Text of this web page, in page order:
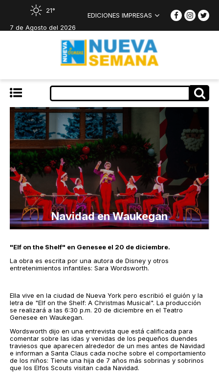
21°
7 de Agosto del 2026
EDICIONES IMPRESAS
Navidad en Waukegan
"Elf on the Shelf" en Genesee el 20 de diciembre.
La obra es escrita por una autora de Disney y otros
entretenimientos infantiles: Sara Wordsworth.
Ella vive en la ciudad de Nueva York pero escribió el guión y la
letra de "Elf on the Shelf: A Christmas Musical". La producción
se realizará a las 6:30 p.m. 20 de diciembre en el Teatro
Genesee en Waukegan.
Wordsworth dijo en una entrevista que está calificada para
comentar sobre las idas y venidas de los pequeños duendes
traviesos que aparecen alrededor de un mes antes de Navidad
e informan a Santa Claus cada noche sobre el comportamiento
de los niños: Tiene una hija de 7 años más sobrinas y sobrinos
que los Elfos Scouts visitan cada Navidad.